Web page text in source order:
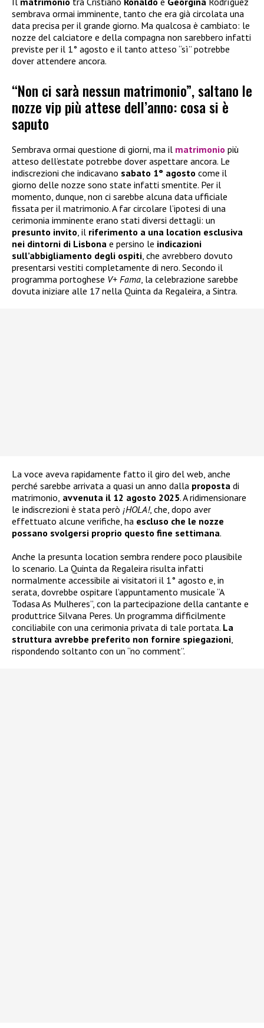
sembrava ormai imminente, tanto che era già circolata una
data precisa per il grande giorno. Ma qualcosa è cambiato: le
nozze del calciatore e della compagna non sarebbero infatti
previste per il 1° agosto e il tanto atteso “sì” potrebbe
dover attendere ancora.
“Non ci sarà nessun matrimonio”, saltano le
nozze vip più attese dell’anno: cosa si è
saputo
Sembrava ormai questione di giorni, ma il matrimonio più
atteso dell’estate potrebbe dover aspettare ancora. Le
indiscrezioni che indicavano sabato 1° agosto come il
giorno delle nozze sono state infatti smentite. Per il
momento, dunque, non ci sarebbe alcuna data ufficiale
fissata per il matrimonio. A far circolare l’ipotesi di una
cerimonia imminente erano stati diversi dettagli: un
presunto invito , il riferimento a una location esclusiva
nei dintorni di Lisbona e persino le indicazioni
sull’abbigliamento degli ospiti , che avrebbero dovuto
presentarsi vestiti completamente di nero. Secondo il
programma portoghese V+ Fama , la celebrazione sarebbe
dovuta iniziare alle 17 nella Quinta da Regaleira, a Sintra.
La voce aveva rapidamente fatto il giro del web, anche
perché sarebbe arrivata a quasi un anno dalla proposta di
matrimonio, avvenuta il 12 agosto 2025. A ridimensionare
le indiscrezioni è stata però ¡HOLA!, che, dopo aver
effettuato alcune verifiche, ha escluso che le nozze
possano svolgersi proprio questo fine settimana.
Anche la presunta location sembra rendere poco plausibile
lo scenario. La Quinta da Regaleira risulta infatti
normalmente accessibile ai visitatori il 1° agosto e, in
serata, dovrebbe ospitare l’appuntamento musicale “A
Todasa As Mulheres”, con la partecipazione della cantante e
produttrice Silvana Peres. Un programma difficilmente
conciliabile con una cerimonia privata di tale portata. La
struttura avrebbe preferito non fornire spiegazioni
rispondendo soltanto con un “no comment”.